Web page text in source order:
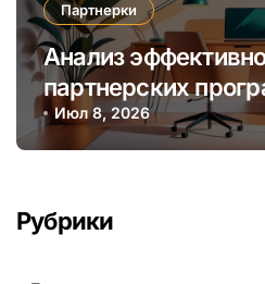
Партнерки
Анализ
партнерских
сезонных и
Июл 8, 2026
Рубрики